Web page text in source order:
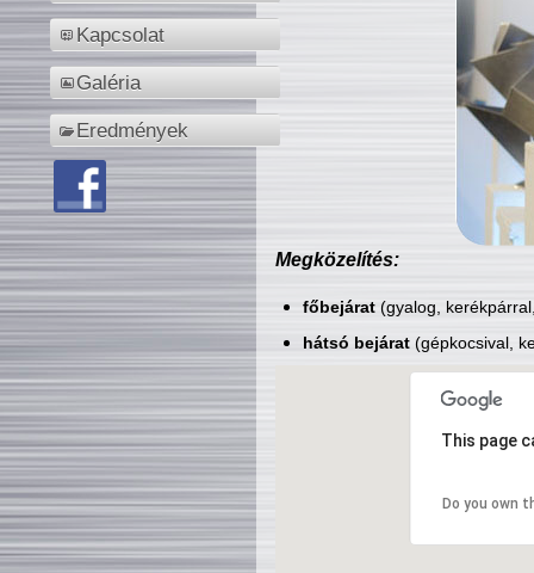
Kapcsolat
Galéria
Eredmények
Megközelítés:
főbejárat(gyalog,
hátsó bejárat(gépkocsival,
This page
Do you own